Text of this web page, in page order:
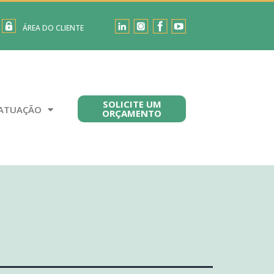
ÁREA DO CLIENTE
SOLICITE UM
ORÇAMENTO